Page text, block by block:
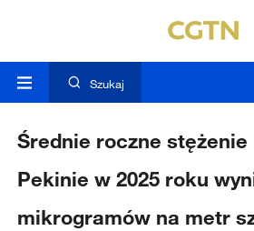
Szukaj
Średnie roczne stężenie
Pekinie w 2025 roku
mikrogramów na metr